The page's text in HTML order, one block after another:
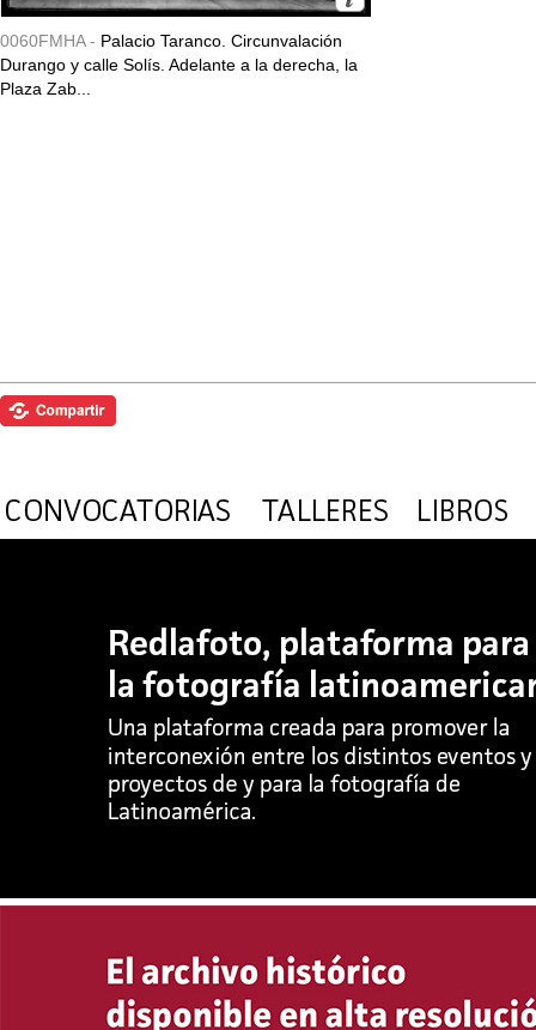
0060FMHA - Palacio Taranco. Circunvalación
Durango y calle Solís. Adelante a la derecha, la
Plaza Zab...